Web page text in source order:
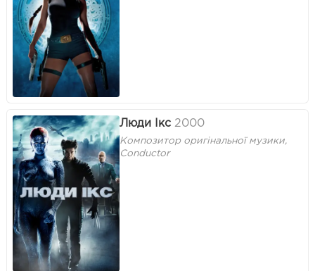
Люди Ікс 2000
Композитор оригінальної музики,
Conductor